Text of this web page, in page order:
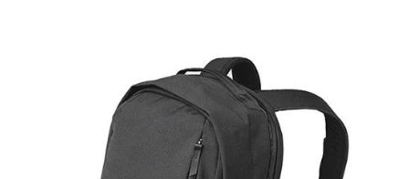
ブランドから選ぶ
SALE品はこちら